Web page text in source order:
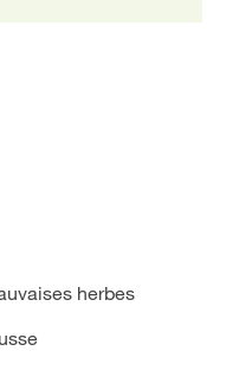
herbes